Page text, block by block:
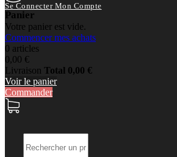
Se Connecter Mon Compte
Panier
Votre panier est vide.
Commencer mes achats
0 articles
0,00 €
Livraison Total 0,00 €
Voir le panier
Commander